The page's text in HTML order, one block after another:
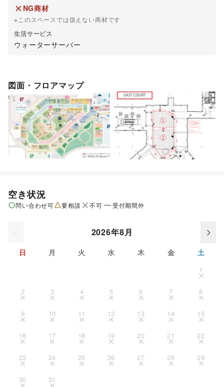
NG商材
※このスペースでは扱えない商材です
生活サービス
ウォーターサーバー
図面・フロアマップ
空き状況
問い合わせ可 要相談 不可 受付期間外
2026年8月
日 月 火 水 木 金 土
1
2 3 4 5 6 7 8
9 10 11 12 13 14 15
16 17 18 19 20 21 22
23 24 25 26 27 28 29
30 31